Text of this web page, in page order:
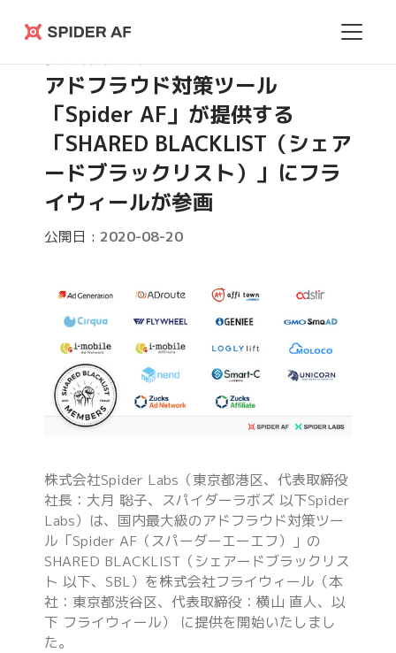
Spider
AF
プレスリリース
アドフラウド対策ツール
「Spider AF」が提供する
「SHARED BLACKLIST（シェア
ードブラックリスト）」にフラ
イウィールが参画
公開日 : 2020-08-20
株式会社Spider Labs（東京都港区、代表取締役
社長：大月 聡子、スパイダーラボズ 以下Spider
Labs）は、国内最大級のアドフラウド対策ツー
ル「Spider AF（スパーダーエーエフ）」の
SHARED BLACKLIST（シェアードブラックリス
ト 以下、SBL）を株式会社フライウィール（本
社：東京都渋谷区、代表取締役：横山 直人、以
下 フライウィール） に提供を開始いたしまし
た。